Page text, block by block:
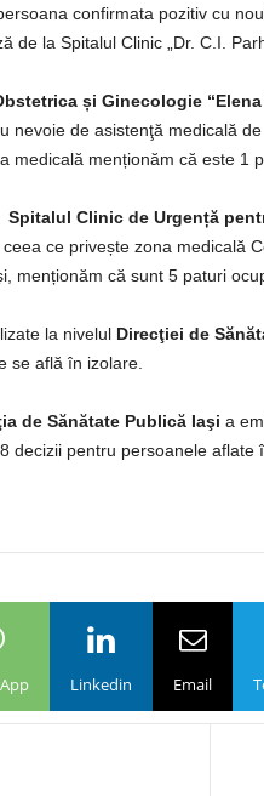
confirmata pozitiv cu
de la Spitalul Clinic „Dr. C.I.
și Ginecologie “Elena
nevoie de asistenţă medicală
medicală menționăm că este 1
Spitalul Clinic de Urgență
ce privește zona medicală
menționăm că sunt 5 paturi
la nivelul Direcţiei de
se află în izolare.
de Sănătate Publică Iaşi a
decizii pentru persoanele aflate
Linkedin Email